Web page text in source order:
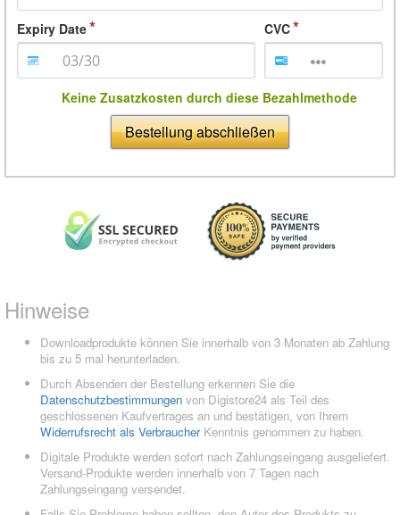
Expiry Date CVC
Keine Zusatzkosten durch diese Bezahlmethode
Bestellung abschließen
Hinweise
Downloadprodukte können Sie innerhalb von 3 Monaten ab Zahlung
bis zu 5 mal herunterladen.
Durch Absenden der Bestellung erkennen Sie die
Datenschutzbestimmungen von Digistore24 als Teil des
geschlossenen Kaufvertrages an und bestätigen, von Ihrem
Widerrufsrecht als VerbraucherKenntnis genommen zu haben.
Digitale Produkte werden sofort nach Zahlungseingang ausgeliefert.
Versand-Produkte werden innerhalb von 7 Tagen nach
Zahlungseingang versendet.